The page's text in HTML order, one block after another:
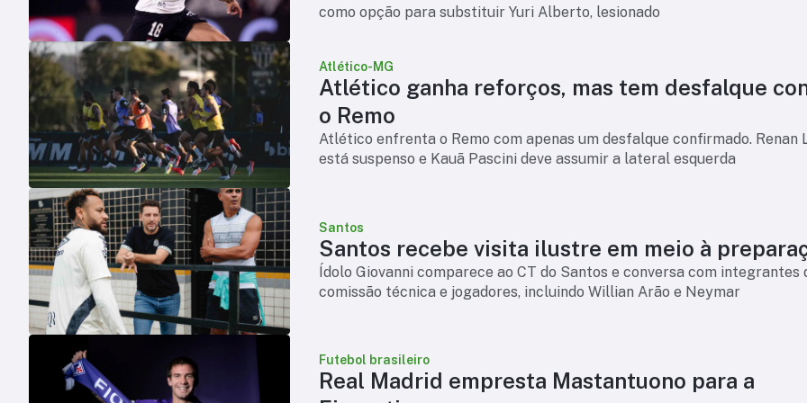
como opção para substituir Yuri Alberto, lesionado
Atlético-MG
Atlético ganha reforços, mas tem desfalque
o Remo
Atlético enfrenta o Remo com apenas um desfalque confirmado. Renan
está suspenso e Kauã Pascini deve assumir a lateral esquerda
Santos
Santos recebe visita ilustre em meio à
Ídolo Giovanni comparece ao CT do Santos e conversa com integrantes
comissão técnica e jogadores, incluindo Willian Arão e Neymar
Futebol brasileiro
Real Madrid empresta Mastantuono para a